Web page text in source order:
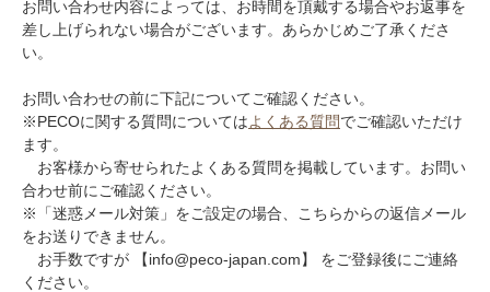
お問い合わせ内容によっては、お時間を頂戴する場合やお返事を
差し上げられない場合がございます。あらかじめご了承くださ
い。
お問い合わせの前に下記についてご確認ください。
※PECOに関する質問についてはよくある質問でご確認いただけ
ます。
お客様から寄せられたよくある質問を掲載しています。お問い
合わせ前にご確認ください。
※「迷惑メール対策」をご設定の場合、こちらからの返信メール
をお送りできません。
お手数ですが 【info@peco-japan.com】 をご登録後にご連絡
ください。